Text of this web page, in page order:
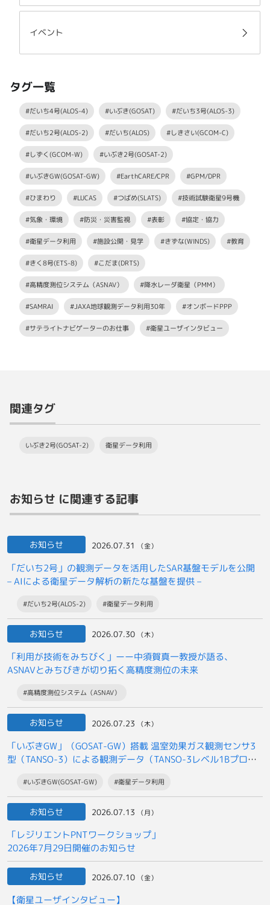
イベント
タグ一覧
#だいち4号(ALOS-4) #いぶき(GOSAT) #だいち3号(ALOS-3)
#だいち2号(ALOS-2) #だいち(ALOS) #しきさい(GCOM-C)
#しずく(GCOM-W) #いぶき2号(GOSAT-2)
#いぶきGW(GOSAT-GW) #EarthCARE/CPR #GPM/DPR
#ひまわり #LUCAS #つばめ(SLATS) #技術試験衛星9号機
#気象・環境 #防災・災害監視 #表彰 #協定・協力
#衛星データ利用 #施設公開・見学 #きずな(WINDS) #教育
#きく8号(ETS-8) #こだま(DRTS)
#高精度測位システム（ASNAV） #降水レーダ衛星（PMM）
#SAMRAI #JAXA地球観測データ利用30年 #オンボードPPP
#サテライトナビゲーターのお仕事 #衛星ユーザインタビュー
関連タグ
いぶき2号(GOSAT-2) 衛星データ利用
お知らせ に関連する記事
お知らせ 2026.07.31 （金）
「だいち2号」の観測データを活用したSAR基盤モデルを公開
– AIによる衛星データ解析の新たな基盤を提供 –
#だいち2号(ALOS-2) #衛星データ利用
お知らせ 2026.07.30 （木）
「利用が技術をみちびく」ーー中須賀真一教授が語る、
ASNAVとみちびきが切り拓く高精度測位の未来
#高精度測位システム（ASNAV）
お知らせ 2026.07.23 （木）
「いぶきGW」（GOSAT-GW）搭載 温室効果ガス観測センサ3
型（TANSO-3）による観測データ（TANSO-3レベル1Bプロダ
一般提供開始について
#いぶきGW(GOSAT-GW) #衛星データ利用
お知らせ 2026.07.13 （月）
「レジリエントPNTワークショップ」
2026年7月29日開催のお知らせ
お知らせ 2026.07.10 （金）
【衛星ユーザインタビュー】